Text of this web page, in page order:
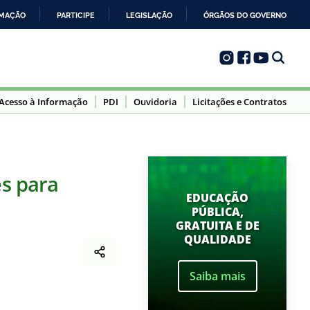
PARTICIPE LEGISLAÇÃO ÓRGÃOS DO GOVERNO
à Informação PDI Ouvidoria Licitações e Contratos
para
EDUCAÇÃO
PÚBLICA,
GRATUITA E DE
QUALIDADE
Saiba mais